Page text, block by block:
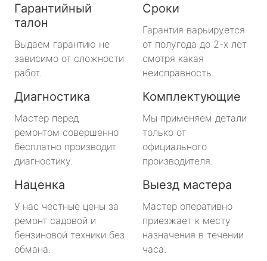
Гарантийный
талон
Выдаем гарантию не
зависимо от сложности
работ.
Сроки
Гарантия варьируется
от полугода до 2-х лет
смотря какая
неисправность.
Диагностика
Мастер перед
ремонтом совершенно
бесплатно производит
диагностику.
Комплектующие
Мы применяем детали
только от
официального
производителя.
Наценка
У нас честные цены за
ремонт садовой и
бензиновой техники без
обмана.
Выезд мастера
Мастер оперативно
приезжает к месту
назначения в течении
часа.